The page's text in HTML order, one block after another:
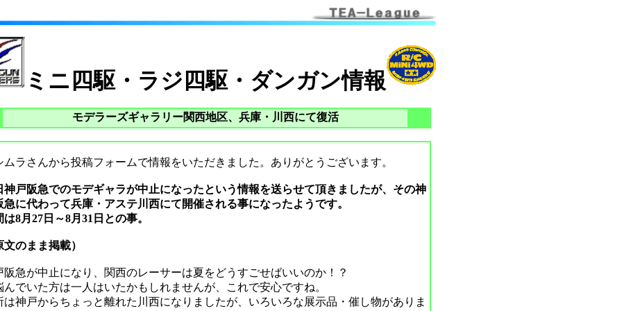
ミニ四駆・ラジ四駆・ダンガン情報
モデラーズギャラリー関西地区、兵庫・川西にて復活
ムラさんから投稿フォームで情報をいただきました。ありがとうございます。
神戸阪急でのモデギャラが中止になったという情報を送らせて頂きましたが、その神
急に代わって兵庫・アステ川西にて開催される事になったようです。
は8月27日～8月31日との事。
文のまま掲載）
阪急が中止になり、関西のレーサーは夏をどうすごせばいいのか！？
んでいた方は一人はいたかもしれませんが、これで安心ですね。
は神戸からちょっと離れた川西になりましたが、いろいろな展示品・催し物がありま